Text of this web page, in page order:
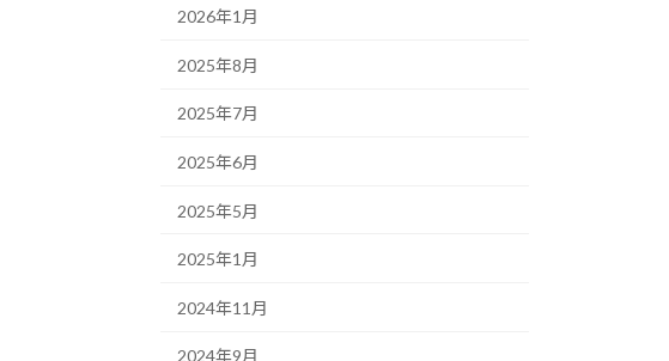
2026年1月
2025年8月
2025年7月
2025年6月
2025年5月
2025年1月
2024年11月
2024年9月